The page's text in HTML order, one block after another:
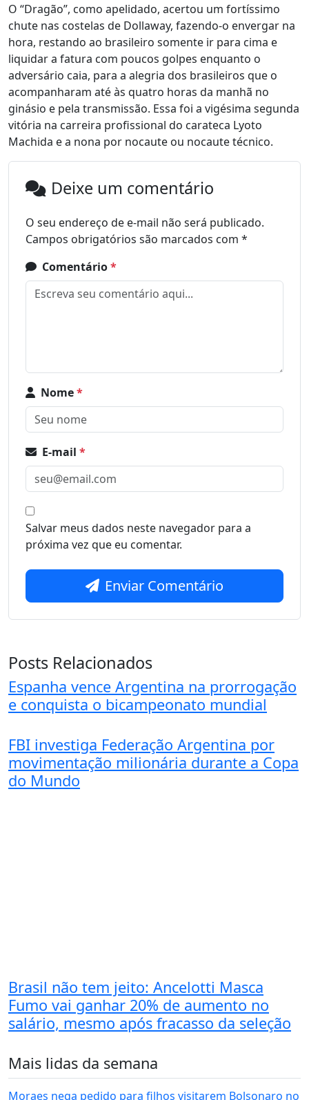
O “Dragão”, como apelidado, acertou um fortíssimo
chute nas costelas de Dollaway, fazendo-o envergar na
hora, restando ao brasileiro somente ir para cima e
liquidar a fatura com poucos golpes enquanto o
adversário caia, para a alegria dos brasileiros que o
acompanharam até às quatro horas da manhã no
ginásio e pela transmissão. Essa foi a vigésima segunda
vitória na carreira profissional do carateca Lyoto
Machida e a nona por nocaute ou nocaute técnico.
Deixe um comentário
O seu endereço de e-mail não será publicado.
Campos obrigatórios são marcados com *
Comentário*
Nome*
E-mail *
Salvar meus dados neste navegador para a
próxima vez que eu comentar.
Enviar Comentário
Posts Relacionados
Espanha vence Argentina na prorrogação
e conquista o bicampeonato mundial
FBI investiga Federação Argentina por
movimentação milionária durante a Copa
do Mundo
Brasil não tem jeito: Ancelotti Masca
Fumo vai ganhar 20% de aumento no
salário, mesmo após fracasso da seleção
Mais lidas da semana
Moraes nega pedido para filhos visitarem Bolsonaro no